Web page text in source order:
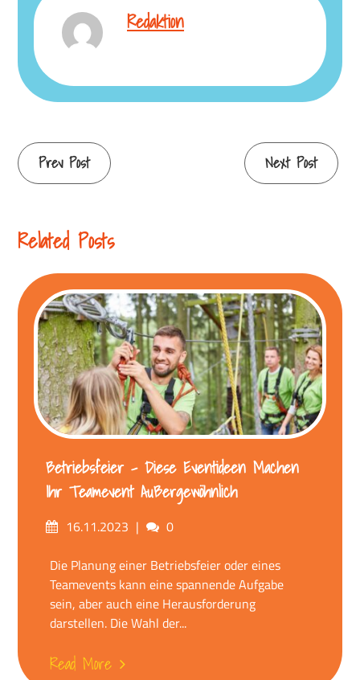
Redaktion
Continue
Prev Post Next Post
Related Posts
Betriebsfeier – Diese Eventideen Machen
Ihr Teamevent Außergewöhnlich
Posted16.11.2023 Comments
0
Die Planung einer Betriebsfeier oder eines
Teamevents kann eine spannende Aufgabe
sein, aber auch eine Herausforderung
darstellen. Die Wahl der...
Read More